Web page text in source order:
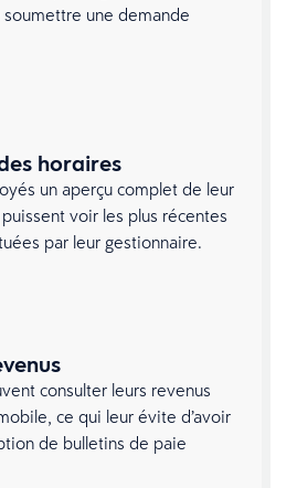
une demande
horaires
un aperçu complet de leur
voir les plus récentes
par leur gestionnaire.
consulter leurs revenus
ce qui leur évite d’avoir
de bulletins de paie